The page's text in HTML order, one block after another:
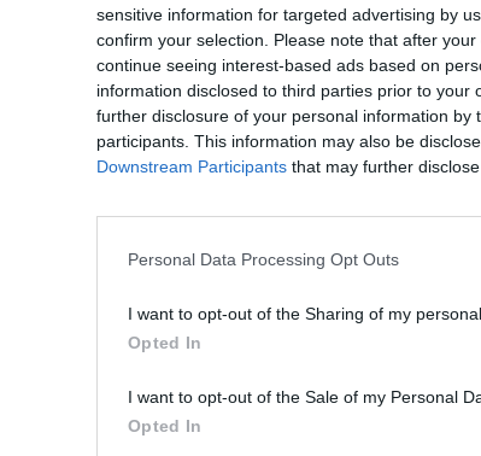
sensitive information for targeted advertising by
confirm your selection. Please note that after
continue seeing interest-based ads based on
information disclosed to third parties prior to
further disclosure of your personal information by
participants. This information may also be
Downstream Participants that may further
Personal Data Processing Opt Outs
I want to opt-out of the Sharing of my personal
Opted In
I want to opt-out of the Sale of my Personal
Opted In